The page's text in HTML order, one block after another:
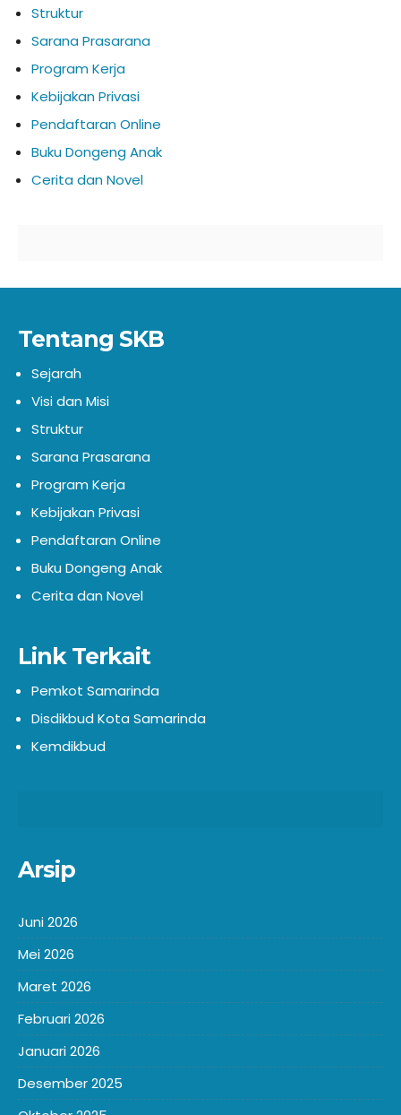
Struktur
Sarana Prasarana
Program Kerja
Kebijakan Privasi
Pendaftaran Online
Buku Dongeng Anak
Cerita dan Novel
Tentang SKB
Sejarah
Visi dan Misi
Struktur
Sarana Prasarana
Program Kerja
Kebijakan Privasi
Pendaftaran Online
Buku Dongeng Anak
Cerita dan Novel
Link Terkait
Pemkot Samarinda
Disdikbud Kota Samarinda
Kemdikbud
Arsip
Juni 2026
Mei 2026
Maret 2026
Februari 2026
Januari 2026
Desember 2025